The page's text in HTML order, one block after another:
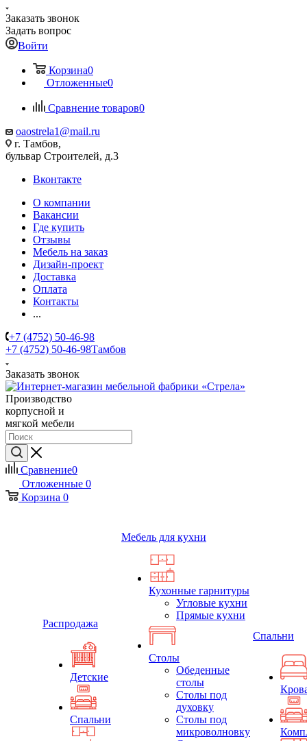
Заказать звонок
Задать вопрос
Войти
Корзина0
Отложенные0
Сравнение товаров0
oaostrela1@mail.ru
г. Тамбов,
бульвар Строителей, д.3
Вконтакте
О компании
Вакансии
Где купить
Отзывы
Мебель на заказ
Дизайн-проект
Доставка
Оплата
Контакты
...
+7 (4752) 50-46-98
+7 (4752) 50-46-98Тамбов
Заказать звонок
Производство
корпусной и
мягкой мебели
Сравнение0
Отложенные 0
Корзина 0
Распродажа
Детские
Спальни
Мебель для кухни
Кухонные гарнитуры
Угловые кухни
Прямые кухни
Столы
Обеденные
столы
Столы под
духовку
Столы под
микроволновку
Спальни